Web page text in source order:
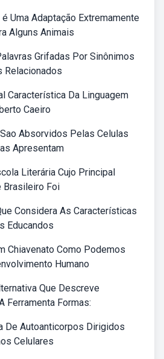
Uma Adaptação Extremamente
Alguns Animais
Grifadas Por Sinônimos
Relacionados
Característica Da Linguagem
Caeiro
Absorvidos Pelas Celulas
Apresentam
Literária Cujo Principal
Brasileiro Foi
Considera As Características
Educandos
Chiavenato Como Podemos
Humano
Que Descreve
Ferramenta Formas:
De Autoanticorpos Dirigidos
Celulares